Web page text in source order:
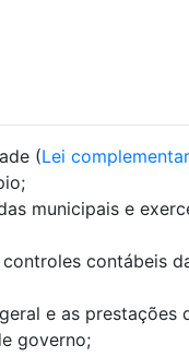
(Lei
municipais e
contábeis
e as prestações
governo;